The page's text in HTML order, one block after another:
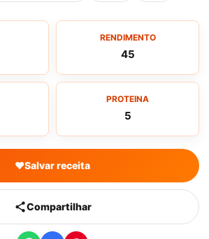
RENDIMENTO
45
PROTEINA
5
♥Salvar receita
Compartilhar